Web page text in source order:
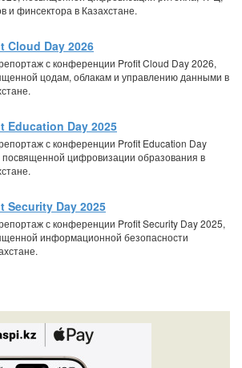
и финсектора в Казахстане.
Cloud Day 2026
с конференции Profit Cloud Day 2026,
цодам, облакам и управлению данными в
Education Day 2025
с конференции Profit Education Day
посвященной цифровизации образования в
Security Day 2025
с конференции Profit Security Day 2025,
информационной безопасности